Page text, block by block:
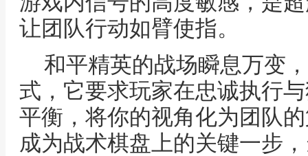
让团队行动如臂使指。
和平精英的战场瞬息万变
式，它要求玩家在忠诚执行
平衡，将你的视角化为团队
成为战术棋盘上的关键一步